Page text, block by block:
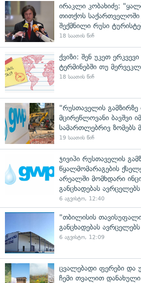
ირაკლი კობახიძე:
თითქოს
შექმნილი რუსი
18 საათის წინ
ქვიზი: შენ უკეთ
ტერმინებში თუ
18 საათის წინ
"რუსთაველის
მცირეწლოვანი ბავშვი
სამართლებრივ ზომებს
19 საათის წინ
ჯივიპი რუსთაველის
წყალმომარაგების
არეალში მომხდარი
განცხადებას ავრცელებს
6 აგვისტო, 12:40
"თბილისის
განცხადებას ავრცელებს
6 აგვისტო, 12:09
ცვალებადი ფერები და
ჩემი თვალით დანახული